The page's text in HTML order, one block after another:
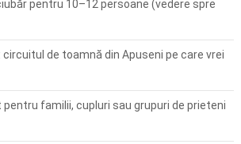
pentru 10–12 persoane (vedere spre
circuitul de toamnă din Apuseni pe care vrei
familii, cupluri sau grupuri de prieteni